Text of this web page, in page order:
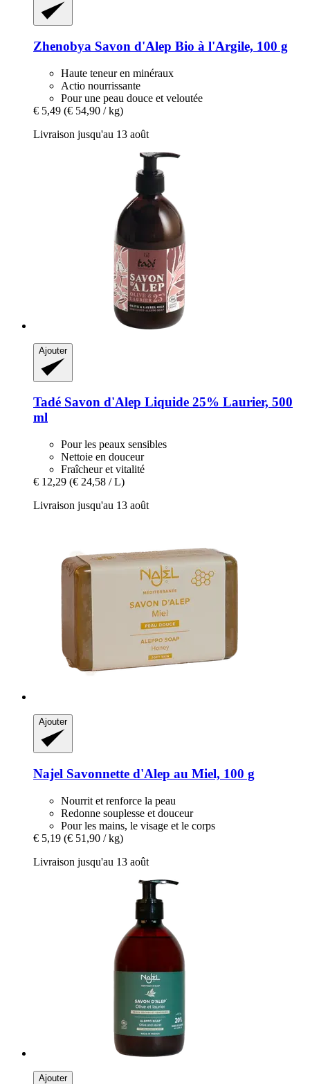
Zhenobya Savon d'Alep Bio à l'Argile, 100 g
Haute teneur en minéraux
Actio nourrissante
Pour une peau douce et veloutée
€ 5,49 (€ 54,90 / kg)
Livraison jusqu'au 13 août
Ajouter
Tadé Savon d'Alep Liquide 25% Laurier, 500
ml
Pour les peaux sensibles
Nettoie en douceur
Fraîcheur et vitalité
€ 12,29 (€ 24,58 / L)
Livraison jusqu'au 13 août
Ajouter
Najel Savonnette d'Alep au Miel, 100 g
Nourrit et renforce la peau
Redonne souplesse et douceur
Pour les mains, le visage et le corps
€ 5,19 (€ 51,90 / kg)
Livraison jusqu'au 13 août
Ajouter